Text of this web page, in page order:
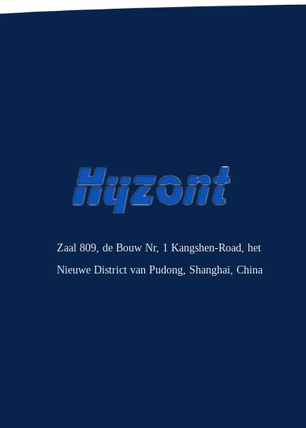
Zaal 809, de Bouw Nr, 1 Kangshen-Road, het
Nieuwe District van Pudong, Shanghai, China